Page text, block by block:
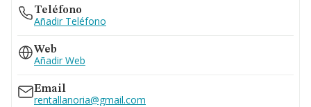
Teléfono
Añadir Teléfono
Web
Añadir Web
Email
rentallanoria@gmail.com